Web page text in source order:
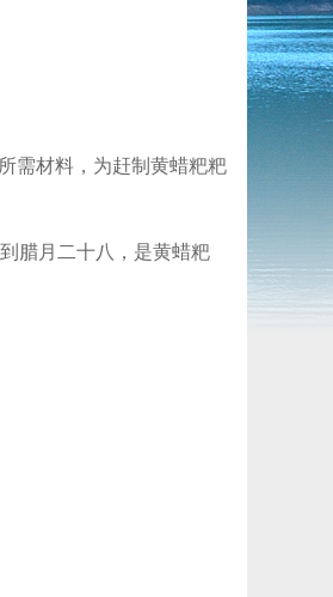
需材料，为赶制黄蜡粑粑
腊月二十八，是黄蜡粑